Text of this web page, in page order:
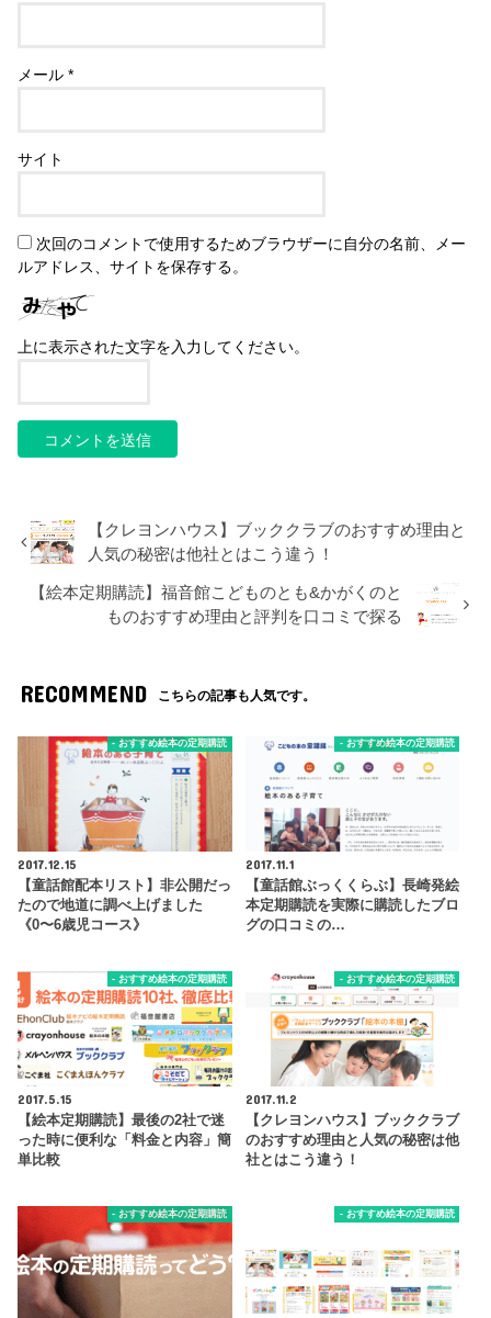
メール*
サイト
次回のコメントで使用するためブラウザーに自分の名前、メー
ルアドレス、サイトを保存する。
上に表示された文字を入力してください。
【クレヨンハウス】ブッククラブのおすすめ理由と
人気の秘密は他社とはこう違う！
【絵本定期購読】福音館こどものとも&かがくのと
ものおすすめ理由と評判を口コミで探る
RECOMMEND こちらの記事も人気です。
- おすすめ絵本の定期購読
2017.12.15
【童話館配本リスト】非公開だっ
たので地道に調べ上げました
《0〜6歳児コース》
- おすすめ絵本の定期購読
2017.11.1
【童話館ぶっくくらぶ】長崎発絵
本定期購読を実際に購読したブロ
グの口コミの…
- おすすめ絵本の定期購読
2017.5.15
【絵本定期購読】最後の2社で迷
った時に便利な「料金と内容」簡
単比較
- おすすめ絵本の定期購読
2017.11.2
【クレヨンハウス】ブッククラブ
のおすすめ理由と人気の秘密は他
社とはこう違う！
- おすすめ絵本の定期購読 - おすすめ絵本の定期購読